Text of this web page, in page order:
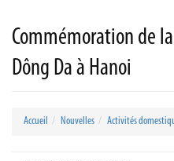
Commémoration de
Dông Da à Hanoi
Accueil Nouvelles Activités